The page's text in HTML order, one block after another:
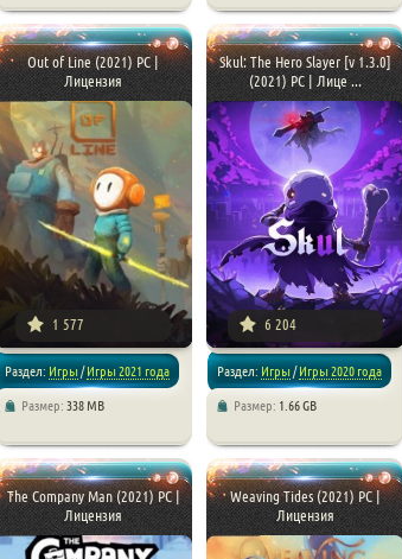
Приключения
Out of Line (2021) PC |
Лицензия
1 577
Раздел: Игры/Игры 2021 года
Размер: 338 MB
Skul: The Hero Slayer [v 1.3.0]
(2021) PC | Лице ...
6 204
Раздел: Игры/Игры 2020 года
Размер: 1.66 GB
The Company Man (2021) PC |
Лицензия
Weaving Tides (2021) PC |
Лицензия